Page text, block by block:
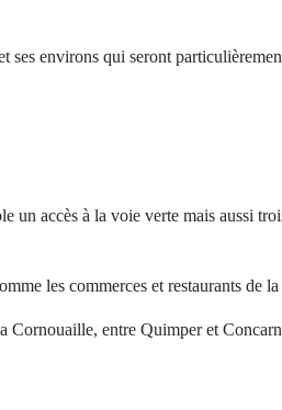
ses environs qui seront
accès à la voie verte mais aussi
les commerces et restaurants de
entre Quimper et